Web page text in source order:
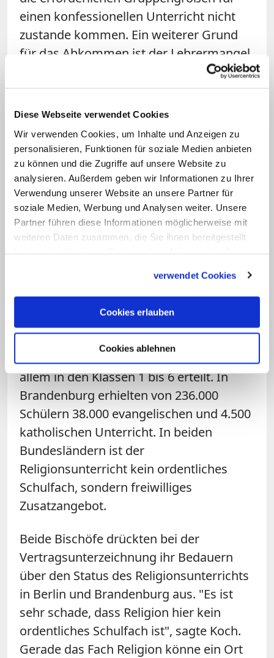
Diese Webseite verwendet Cookies
Wir verwenden Cookies, um Inhalte und Anzeigen zu
personalisieren, Funktionen für soziale Medien anbieten
zu können und die Zugriffe auf unsere Website zu
analysieren. Außerdem geben wir Informationen zu Ihrer
Verwendung unserer Website an unsere Partner für
soziale Medien, Werbung und Analysen weiter. Unsere
Partner führen diese Informationen möglicherweise mit
weiteren Daten zusammen, die Sie ihnen bereitgestellt
verwendet Cookies
Cookies erlauben
Cookies ablehnen
einen konfessionellen Unterricht nicht
zustande kommen. Ein weiterer Grund
für das Abkommen ist der Lehrermangel.
Inhalte der jeweils anderen
Glaubensrichtung. Darauf werden sie
durch Fortbildungen vorbereitet, die
Lehrpläne werden entsprechend ergänzt.
Den Weg zu solchen Kooperationen
hatten beide Kirchen zuvor offiziell frei
gemacht.
Religion in Berlin und Brandenburg
Schuljahr von 346.000 Schülern rund
80.000 evangelischen und 24.000
katholischen Unterricht. Er wurde vor
allem in den Klassen 1 bis 6 erteilt. In
Brandenburg erhielten von 236.000
Schülern 38.000 evangelischen und 4.500
katholischen Unterricht. In beiden
Bundesländern ist der
Religionsunterricht kein ordentliches
Schulfach, sondern freiwilliges
Zusatzangebot.
Beide Bischöfe drückten bei der
Vertragsunterzeichnung ihr Bedauern
über den Status des Religionsunterrichts
in Berlin und Brandenburg aus. "Es ist
sehr schade, dass Religion hier kein
ordentliches Schulfach ist", sagte Koch.
Gerade das Fach Religion könne ein Ort